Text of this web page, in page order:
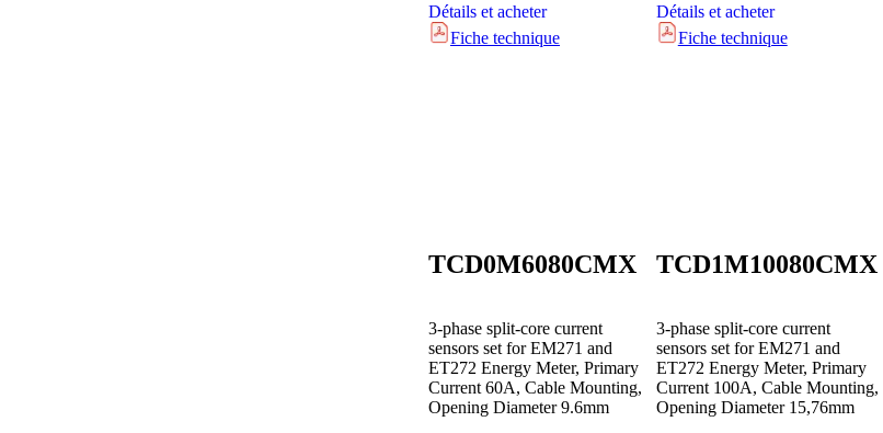
Détails et acheter
Fiche technique
Détails et acheter
Fiche technique
TCD0M6080CMX
3-phase split-core current
sensors set for EM271 and
ET272 Energy Meter, Primary
Current 60A, Cable Mounting,
Opening Diameter 9.6mm
TCD1M10080CMX
3-phase split-core current
sensors set for EM271 and
ET272 Energy Meter, Primary
Current 100A, Cable Mounting,
Opening Diameter 15,76mm